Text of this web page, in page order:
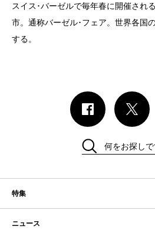
スイス･バーゼルで毎年春に開催され
市。通称バーゼル･フェア。世界各国
する。
特集
ニュース
何をお探しで